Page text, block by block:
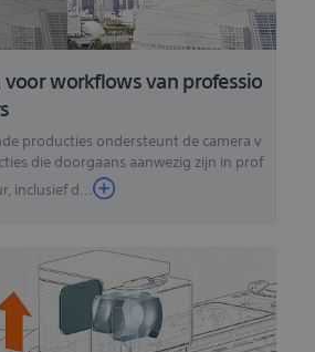
workflows van professio
producties ondersteunt de camera v
die doorgaans aanwezig zijn in prof
inclusief d...